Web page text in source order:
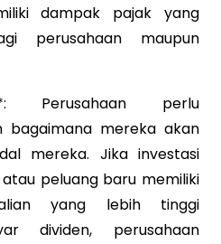
dampak pajak yang
perusahaan maupun
Perusahaan perlu
bagaimana mereka akan
mereka. Jika investasi
peluang baru memiliki
yang lebih tinggi
dividen, perusahaan